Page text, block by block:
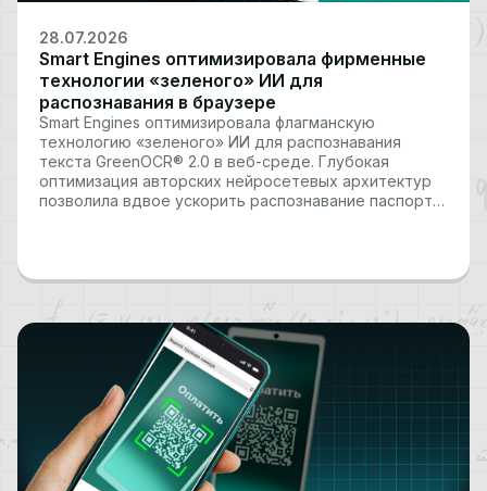
28.07.2026
Smart Engines оптимизировала фирменные
технологии «зеленого» ИИ для
распознавания в браузере
Smart Engines оптимизировала флагманскую
технологию «зеленого» ИИ для распознавания
текста GreenOCR® 2.0 в веб-среде. Глубокая
оптимизация авторских нейросетевых архитектур
позволила вдвое ускорить распознавание паспорта
функциональные веб-приложения, открыв